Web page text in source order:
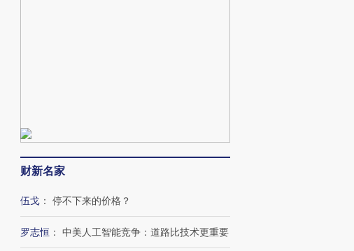
财新名家
伍戈 ： 停不下来的价格？
罗志恒 ： 中美人工智能竞争：道路比技术更重要